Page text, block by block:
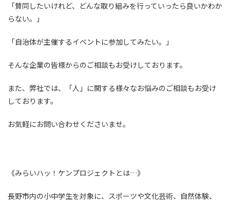
「賛同したいけれど、どんな取り組みを行っていったら良いかわか
らない。」
「自治体が主催するイベントに参加してみたい。」
そんな企業の皆様からのご相談もお受けしております。
また、弊社では、「人」に関する様々なお悩みのご相談もお受け
しております。
お気軽にお問い合わせくださいませ。
《みらいハッ！ケンプロジェクトとは…》
長野市内の小中学生を対象に、スポーツや文化芸術、自然体験、